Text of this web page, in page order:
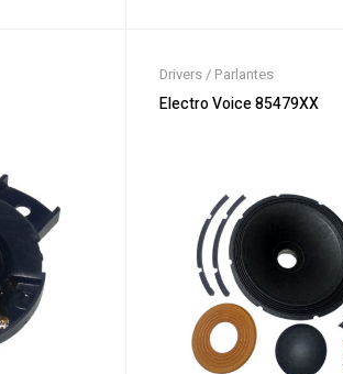
Drivers / Parlantes
Electro Voice 85479XX